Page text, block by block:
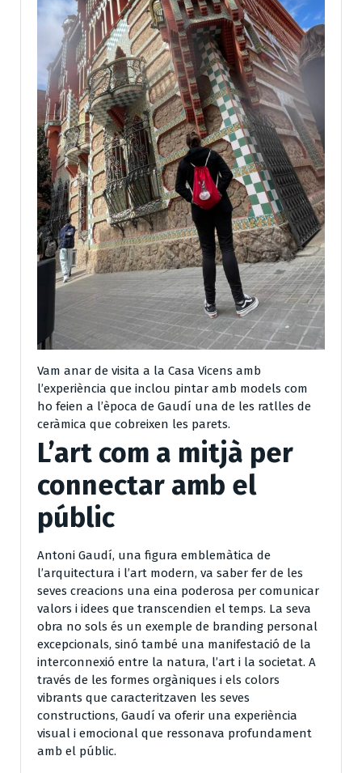
Vam anar de visita a la Casa Vicens amb
l’experiència que inclou pintar amb models com
ho feien a l’època de Gaudí una de les ratlles de
ceràmica que cobreixen les parets.
L’art com a mitjà per
connectar amb el
públic
Antoni Gaudí, una figura emblemàtica de
l’arquitectura i l’art modern, va saber fer de les
seves creacions una eina poderosa per comunicar
valors i idees que transcendien el temps. La seva
obra no sols és un exemple de branding personal
excepcionals, sinó també una manifestació de la
interconnexió entre la natura, l’art i la societat. A
través de les formes orgàniques i els colors
vibrants que caracteritzaven les seves
constructions, Gaudí va oferir una experiència
visual i emocional que ressonava profundament
amb el públic.